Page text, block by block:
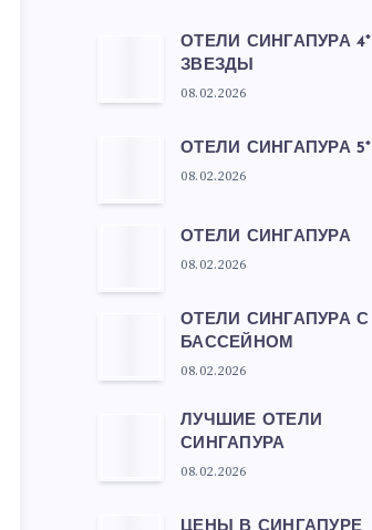
ОТЕЛИ СИНГАПУРА 4*
ЗВЕЗДЫ
08.02.2026
ОТЕЛИ СИНГАПУРА 5*
08.02.2026
ОТЕЛИ СИНГАПУРА
08.02.2026
ОТЕЛИ СИНГАПУРА С
БАССЕЙНОМ
08.02.2026
ЛУЧШИЕ ОТЕЛИ
СИНГАПУРА
08.02.2026